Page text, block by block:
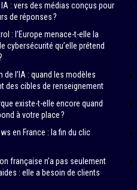
IA : vers des médias conçus pour
de réponses ?
: l’Europe menace-t-elle la
cybersécurité qu’elle prétend
de l’IA : quand les modèles
des cibles de renseignement
existe-t-elle encore quand
à votre place ?
en France : la fin du clic
française n’a pas seulement
: elle a besoin de clients